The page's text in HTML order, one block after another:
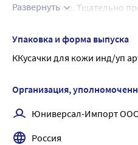
инструментов. Тщательно
комфортную работу, а
Размер кусачек - 8,9 см,
Развернуть
Упаковка и форма выпуска
ККусачки для кожи инд/уп
Организация,
Юниверсал-Импорт
Россия